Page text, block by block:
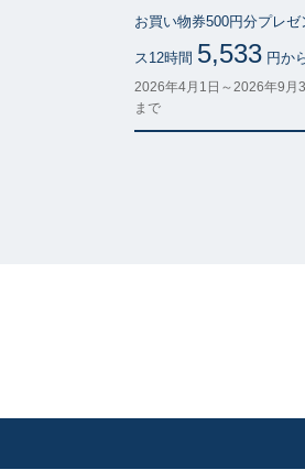
お買い物券500円分プレ
ス12時間 5,533 円か
2026年4月1日～2026年9月
まで